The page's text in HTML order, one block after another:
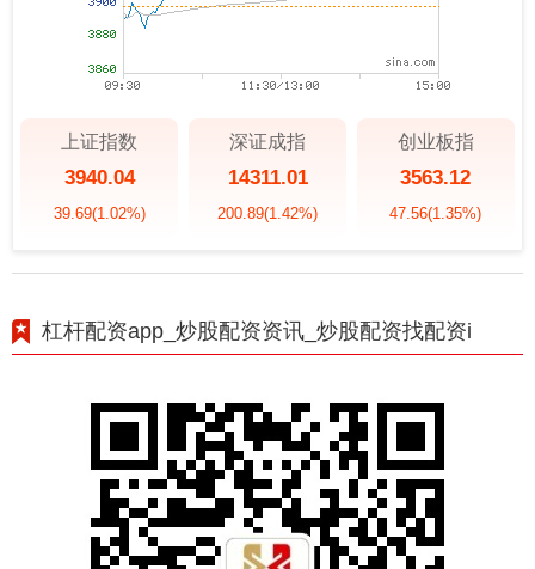
上证指数
3940.04
39.69(1.02%)
深证成指
14311.01
200.89(1.42%)
创业板指
3563.12
47.56(1.35%)
杠杆配资app_炒股配资资讯_炒股配资找配资i